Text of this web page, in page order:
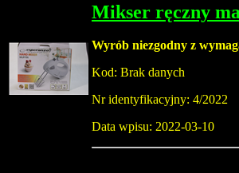
Mikser ręczny
Wyrób niezgodny z
Kod: Brak danych
Nr identyfikacyjny: 4/2022
Data wpisu: 2022-03-10